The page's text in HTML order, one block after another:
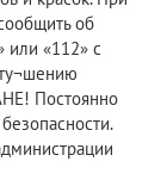
об
или «112» с
Постоянно